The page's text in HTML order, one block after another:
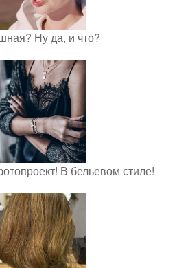
Ну да, и что?
В бельевом стиле!